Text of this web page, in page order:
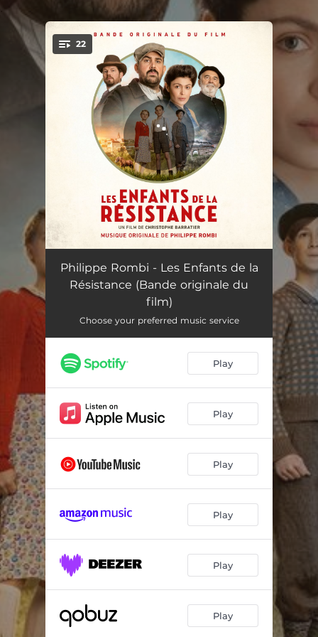
You're all set!
22
Les enfants de la Résistance (Thème) 02:46
Ouverture 03:31
Martin 02:48
Lisa 03:00
Mort de Martin / Arrivée des Allemands 02:21
François et Lisa
On passe à l'action ! 02:00
La révélation de Lisa
Éboulement 02:25
La péniche mystérieuse 03:24
Philippe Rombi - Les Enfants de la
Résistance (Bande originale du
film)
Choose your preferred music service
Play
Play
Play
Play
Play
Play